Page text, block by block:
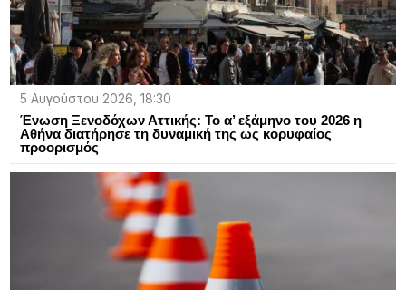
5 Αυγούστου 2026, 18:30
Ένωση Ξενοδόχων Αττικής: Το α’ εξάμηνο του 2026 η
Αθήνα διατήρησε τη δυναμική της ως κορυφαίος
προορισμός